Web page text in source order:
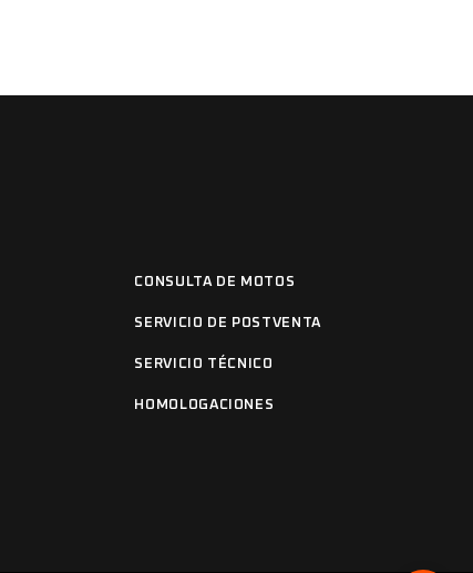
CONSULTA DE MOTOS
SERVICIO DE POSTVENTA
SERVICIO TÉCNICO
HOMOLOGACIONES